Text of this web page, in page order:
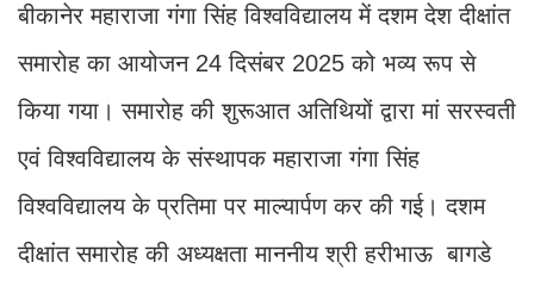
बीकानेर महाराजा गंगा सिंह विश्वविद्यालय में दशम देश दीक्षांत
समारोह का आयोजन 24 दिसंबर 2025 को भव्य रूप से
किया गया। समारोह की शुरूआत अतिथियों द्वारा मां सरस्वती
एवं विश्वविद्यालय के संस्थापक महाराजा गंगा सिंह
विश्वविद्यालय के प्रतिमा पर माल्यार्पण कर की गई। दशम
दीक्षांत समारोह की अध्यक्षता माननीय श्री हरीभाऊ बागडे